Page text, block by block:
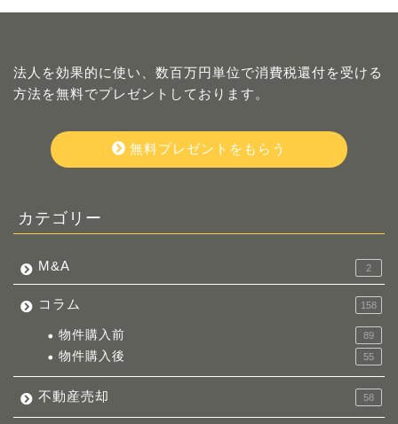
法人を効果的に使い、数百万円単位で消費税還付を受ける
方法を無料でプレゼントしております。
無料プレゼントをもらう
カテゴリー
M&A 2
コラム 158
物件購入前 89
物件購入後 55
不動産売却 58